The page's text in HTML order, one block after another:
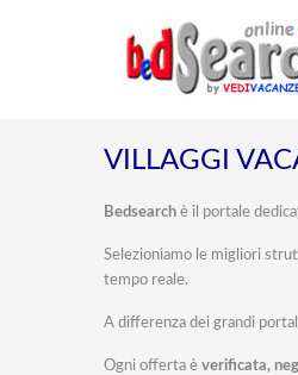
VILLAGGI
Bedsearch è il portale
Selezioniamo le migliori
tempo reale.
A differenza dei grandi
Ogni offerta è verificata,